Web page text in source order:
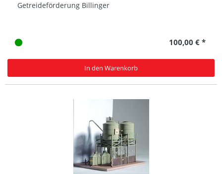
Getreideförderung Billinger
100,00 € *
In den Warenkorb